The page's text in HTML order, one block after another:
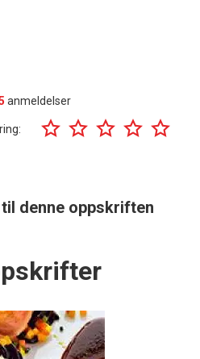
anmeldelser
denne oppskriften